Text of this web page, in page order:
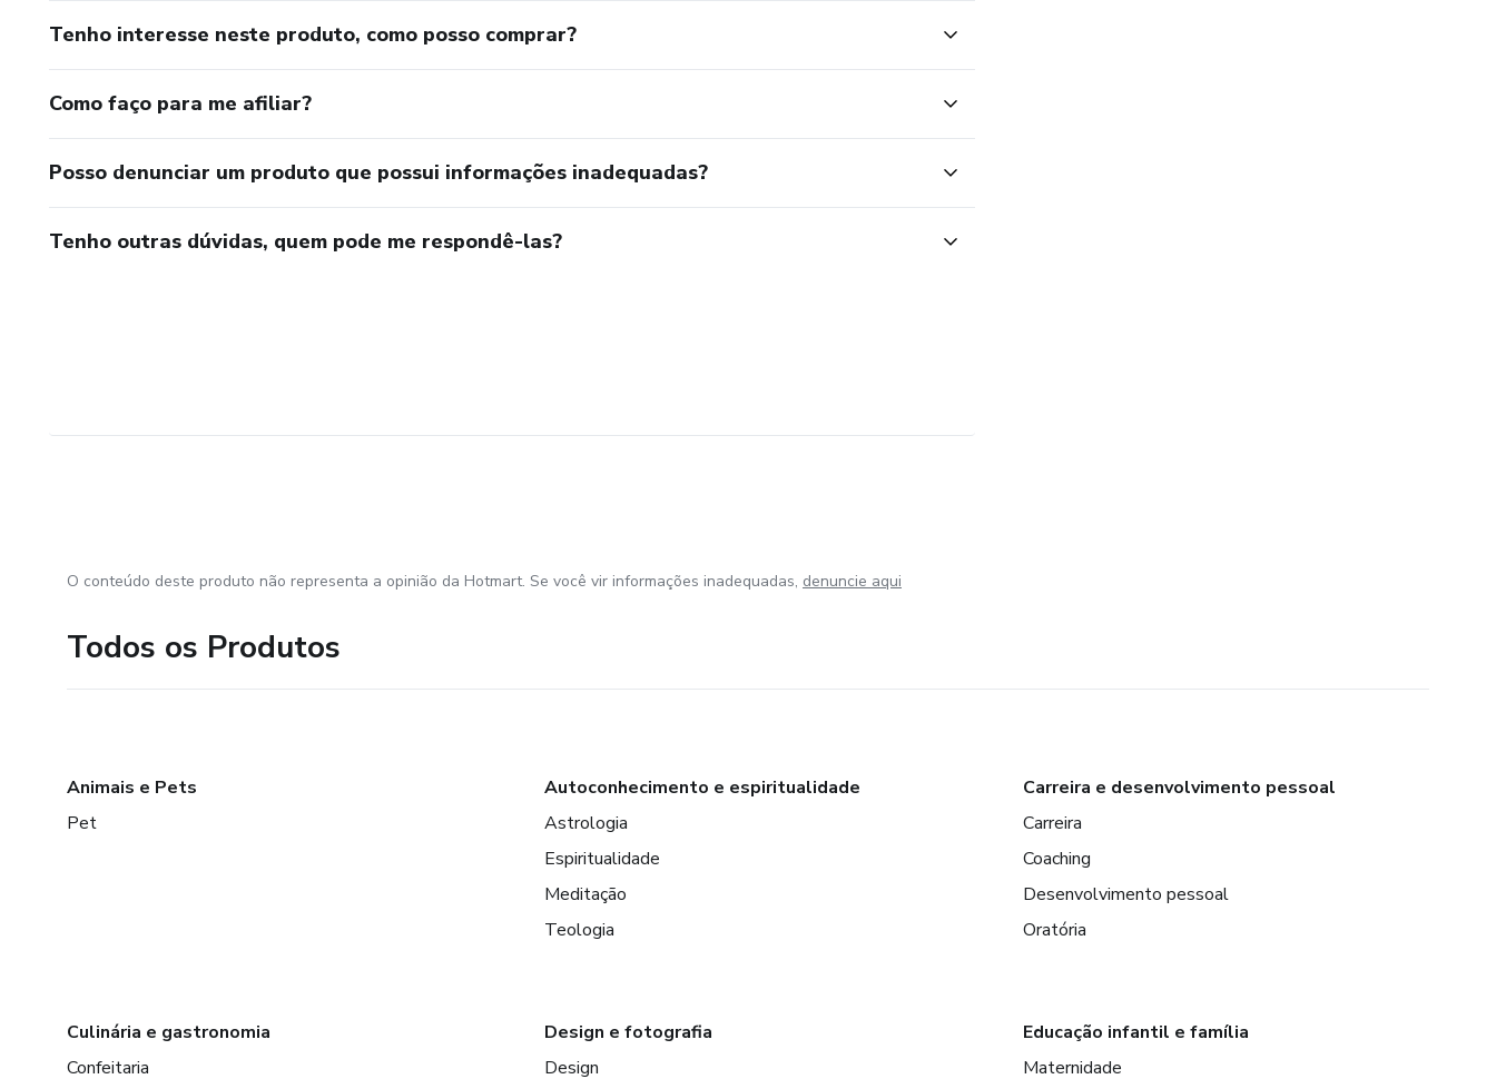
Tenho interesse neste produto, como posso comprar?
Como faço para me afiliar?
Posso denunciar um produto que possui informações inadequadas?
Tenho outras dúvidas, quem pode me respondê-las?
O conteúdo deste produto não representa a opinião da Hotmart. Se você vir informações inadequadas, denuncie aqui
Todos os Produtos
Animais e Pets
Pet
Autoconhecimento e espiritualidade
Astrologia
Espiritualidade
Meditação
Teologia
Carreira e desenvolvimento pessoal
Carreira
Coaching
Desenvolvimento pessoal
Oratória
Culinária e gastronomia
Confeitaria
Design e fotografia
Design
Educação infantil e família
Maternidade